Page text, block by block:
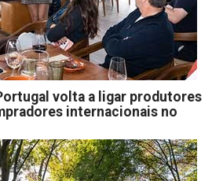
volta a ligar produtores
internacionais no